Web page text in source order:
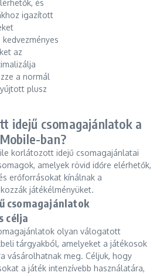
és
igazított
az
a normál
plusz
idejű csomagajánlatok a
ban?
korlátozott idejű csomagajánlatai
amelyek rövid időre elérhetők,
erőforrásokat kínálnak a
játékélményüket.
csomagajánlatok
célja
olyan válogatott
tárgyakból, amelyeket a játékosok
vásárolhatnak meg. Céljuk, hogy
a játék intenzívebb használatára,